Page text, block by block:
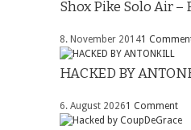
Shox Pike Solo Air –
8. November 20141
HACKED BY
6. August 20261 Comment